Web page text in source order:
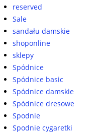
reserved
Sale
sandału damskie
shoponline
sklepy
Spódnice
Spódnice basic
Spódnice damskie
Spódnice dresowe
Spodnie
Spodnie cygaretki